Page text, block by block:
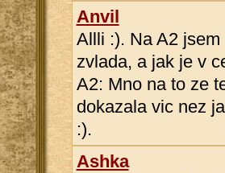
Anvil
Allli :). Na A2
zvlada, a jak je v
A2: Mno na to ze
dokazala vic nez
:).
Ashka